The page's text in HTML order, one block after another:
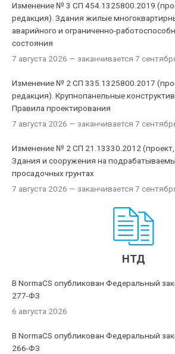
Изменение № 3 СП 454.1325800.2019
редакция). Здания жилые
аварийного и ограниченно-
состояния
7 августа 2026 — заканчивается 7
Изменение № 2 СП 335.1325800.2017
редакция). Крупнопанельные
Правила проектирования
7 августа 2026 — заканчивается 7
Изменение № 2 СП 21.13330.2012 (проект,
Здания и сооружения на
просадочных грунтах
7 августа 2026 — заканчивается 7
НТД
В NormaCS опубликован Федеральный
277-ФЗ
6 августа 2026
В NormaCS опубликован Федеральный
266-ФЗ